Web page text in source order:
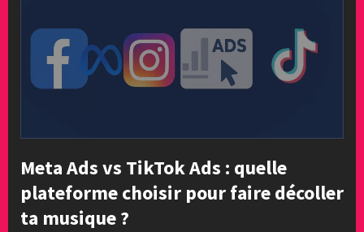
Meta Ads vs TikTok Ads : quelle
plateforme choisir pour faire décoller
ta musique ?